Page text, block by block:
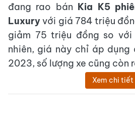
đang rao bán Kia K5
Luxuryvới giá 784 triệu
giảm 75 triệu đồng so với
nhiên, giá này chỉ áp dụng
2023, số lượng xe cũng còn
Xem chi tiết